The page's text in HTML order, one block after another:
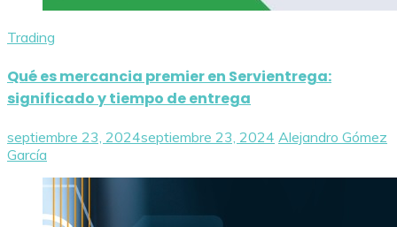
Trading
Qué es mercancia premier en Servientrega:
significado y tiempo de entrega
septiembre 23, 2024septiembre 23, 2024 Alejandro Gómez
García